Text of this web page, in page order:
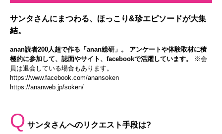
サンタさんにまつわる、ほっこり&珍エピソードが大集
結。
anan読者200人超で作る「anan総研」。 アンケートや体験取材に積
極的に参加して、誌面やサイト、facebookで活躍しています。
※会
員は退会している場合もあります。
https://www.facebook.com/anansoken
https://ananweb.jp/soken/
Q サンタさんへのリクエスト手段は?